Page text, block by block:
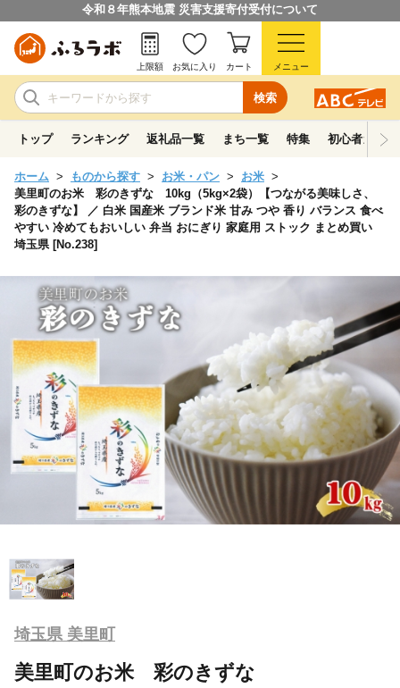
令和８年熊本地震 災害支援寄付受付について
検索
上限額 お気に入り カート メニュー
トップ ランキング 返礼品一覧 まち一覧 特集 初心者ガイド
ホーム ものから探す お米・パン
お米
美里町のお米 彩のきずな 10kg（5kg×2袋）【つながる美味しさ、
彩のきずな】 ／ 白米 国産米 ブランド米 甘み つや 香り バランス 食べ
やすい 冷めてもおいしい 弁当 おにぎり 家庭用 ストック まとめ買い
埼玉県 [No.238]
埼玉県 美里町
美里町のお米 彩のきずな